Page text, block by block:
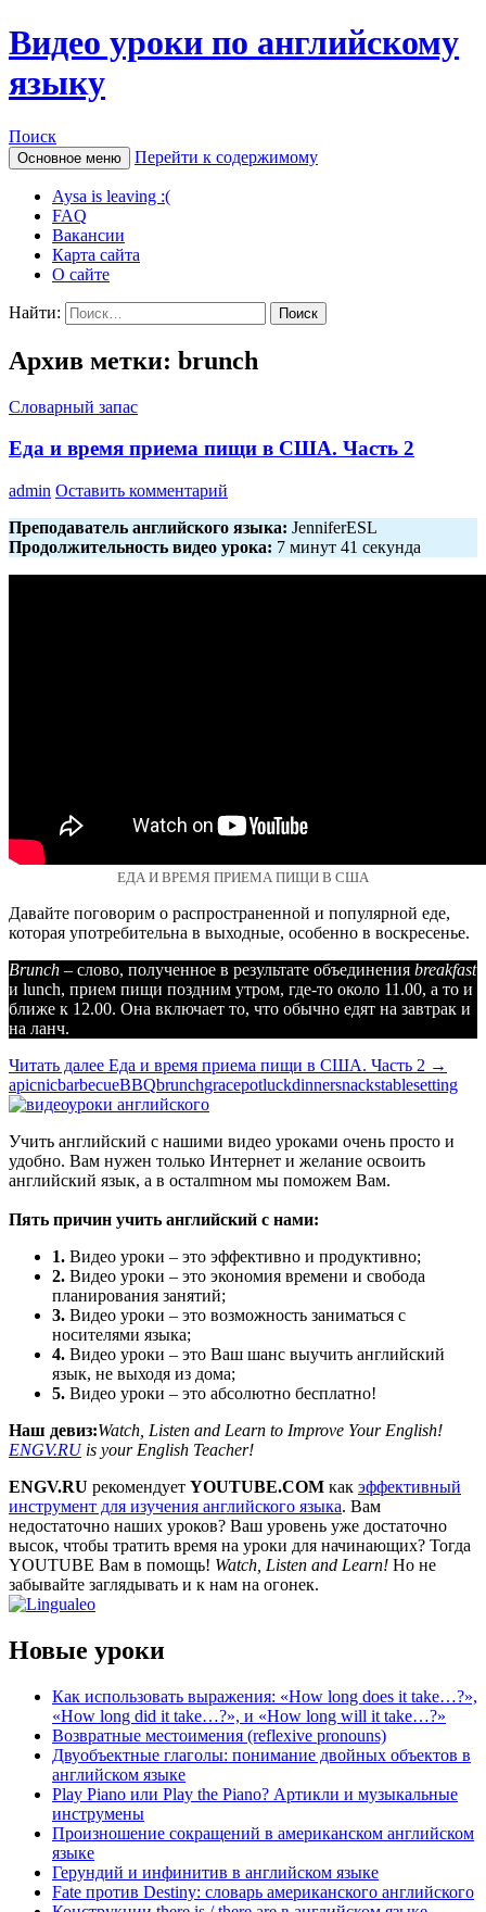
Видео уроки по английскому
языку
Поиск
Основное меню Перейти к содержимому
Aysa is leaving :(
FAQ
Вакансии
Карта сайта
О сайте
Найти:
Архив метки: brunch
Словарный запас
Еда и время приема пищи в США. Часть 2
admin Оставить комментарий
Преподаватель английского языка: JenniferESL
Продолжительность видео урока: 7 минут 41 секунда
ЕДА И ВРЕМЯ ПРИЕМА ПИЩИ В США
Давайте поговорим о распространенной и популярной еде,
которая употребительна в выходные, особенно в воскресенье.
Brunch – слово, полученное в результате объединения breakfast
и lunch, прием пищи поздним утром, где-то около 11.00, а то и
ближе к 12.00. Она включает то, что обычно едят на завтрак и
на ланч.
Читать далее Еда и время приема пищи в США. Часть 2 →
apicnicbarbecueBBQbrunchgracepotluckdinnersnackstablesetting
Учить английский с нашими видео уроками очень просто и
удобно. Вам нужен только Интернет и желание освоить
английский язык, а в осталmном мы поможем Вам.
Пять причин учить английский с нами:
1. Видео уроки – это эффективно и продуктивно;
2. Видео уроки – это экономия времени и свобода
планирования занятий;
3. Видео уроки – это возможность заниматься с
носителями языка;
4. Видео уроки – это Ваш шанс выучить английский
язык, не выходя из дома;
5. Видео уроки – это абсолютно бесплатно!
Наш девиз:Watch, Listen and Learn to Improve Your English!
ENGV.RUis your English Teacher!
ENGV.RU рекомендует YOUTUBE.COM как эффективный
инструмент для изучения английского языка. Вам
недостаточно наших уроков? Ваш уровень уже достаточно
высок, чтобы тратить время на уроки для начинающих? Тогда
YOUTUBE Вам в помощь! Watch, Listen and Learn! Но не
забывайте заглядывать и к нам на огонек.
Новые уроки
Как использовать выражения: «How long does it take…?»,
«How long did it take…?», и «How long will it take…?»
Возвратные местоимения (reflexive pronouns)
Двуобъектные глаголы: понимание двойных объектов в
английском языке
Play Piano или Play the Piano? Артикли и музыкальные
инструмены
Произношение сокращений в американском английском
языке
Герундий и инфинитив в английском языке
Fate против Destiny: словарь американского английского